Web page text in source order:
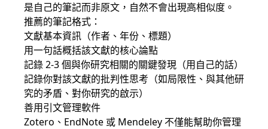
是自己的筆記而非原文，自然不會出現高相似度。
推薦的筆記格式：
文獻基本資訊（作者、年份、標題）
用一句話概括該文獻的核心論點
記錄 2-3 個與你研究相關的關鍵發現（用自己的話）
記錄你對該文獻的批判性思考（如局限性、與其他研
究的矛盾、對你研究的啟示）
善用引文管理軟件
Zotero、EndNote 或 Mendeley 不僅能幫助你管理